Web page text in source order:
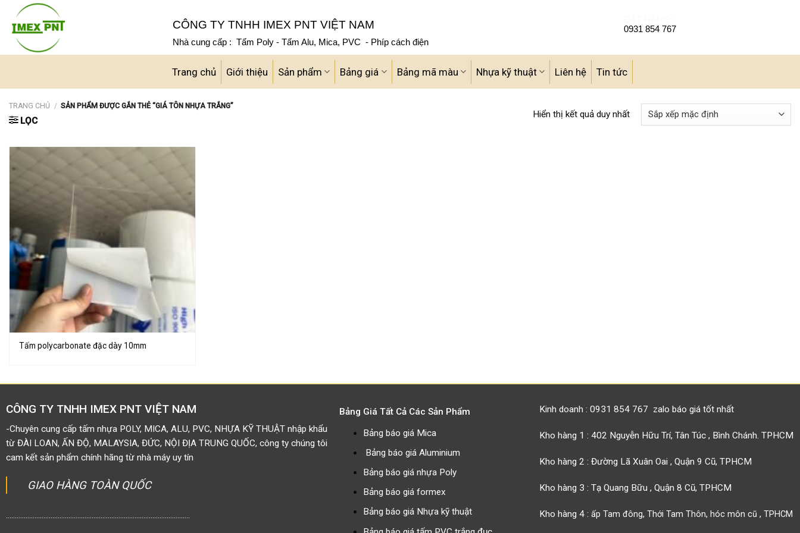
content
CÔNG TY TNHH IMEX PNT VIỆT NAM
Nhà cung cấp : Tấm Poly - Tấm Alu, Mica, PVC - Phíp cách điện
0931 854 767
Trang chủ Giới thiệu Sản phẩm Bảng giá Bảng mã màu Nhựa kỹ thuật Liên hệ Tin tức
TRANG CHỦ / SẢN PHẨM ĐƯỢC GẮN THẺ “GIÁ TÔN NHỰA TRẮNG”
LỌC
Hiển thị kết quả duy nhất
Tấm polycarbonate đặc dày 10mm
CÔNG TY TNHH IMEX PNT VIỆT NAM
-Chuyên cung cấp tấm nhựa POLY, MICA, ALU, PVC, NHỰA KỸ THUẬT nhập khẩu
từ ĐÀI LOAN, ẤN ĐỘ, MALAYSIA, ĐỨC, NỘI ĐỊA TRUNG QUỐC, công ty chúng tôi
cam kết sản phẩm chính hãng từ nhà máy uy tín
GIAO HÀNG TOÀN QUỐC
Bảng Giá Tất Cả Các Sản Phẩm
Bảng báo giá Mica
Bảng báo giá Aluminium
Bảng báo giá nhựa Poly
Bảng báo giá formex
Bảng báo giá Nhựa kỹ thuật
Kinh doanh : 0931 854 767 zalo báo giá tốt nhất
Kho hàng 1 : 402 Nguyễn Hữu Trí, Tân Túc , Bình Chánh. TPHCM
Kho hàng 2 : Đường Lã Xuân Oai , Quận 9 Cũ, TPHCM
Kho hàng 3 : Tạ Quang Bữu , Quận 8 Cũ, TPHCM
Kho hàng 4 : ấp Tam đông, Thới Tam Thôn, hóc môn cũ , TPHCM